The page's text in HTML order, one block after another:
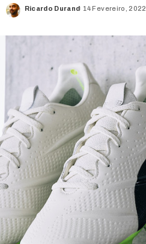
Posted
Ricardo Durand 14 Fevereiro, 2022